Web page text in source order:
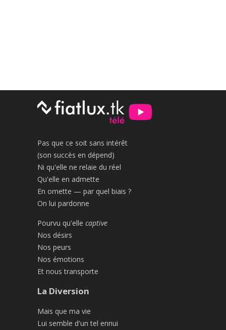
Pas que ce soit sans intérêt
(son succès en dépend)
Ni qu'elle ne relaie du réel
Qu'elle en admette
En omette — par quel biais ?
On lui pardonne
Pourvu qu'elle captive
Nos désirs
Nos peurs
Nos émotions
Et nous transporte
La Diversion
Mais que ma vie
Lui semble d'un tel ennui